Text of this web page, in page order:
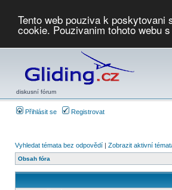
Tento web pouziva k
cookie. Pouzivanim tohoto webu
diskusní fórum
Přihlásit se Registrovat
Vyhledat témata bez odpovědí | Zobrazit aktivní
Obsah fóra